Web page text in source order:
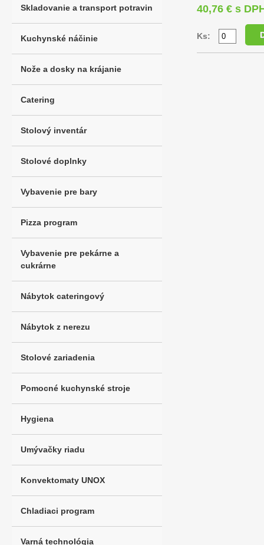
40,76 € s
Ks:
Skladovanie a transport potravin
Kuchynské náčinie
Nože a dosky na krájanie
Catering
Stolový inventár
Stolové doplnky
Vybavenie pre bary
Pizza program
Vybavenie pre pekárne a
cukrárne
Nábytok cateringový
Nábytok z nerezu
Stolové zariadenia
Pomocné kuchynské stroje
Hygiena
Umývačky riadu
Konvektomaty UNOX
Chladiaci program
Varná technológia